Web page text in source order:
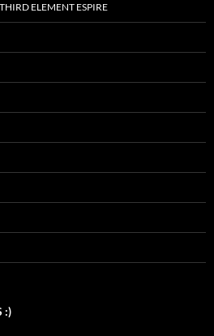
ELEMENT ESPIRE
:)